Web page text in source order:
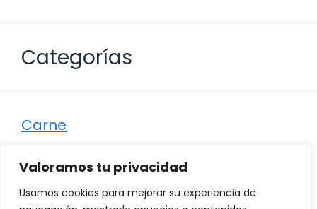
Valoramos tu privacidad
Usamos cookies para mejorar su experiencia de
Categorías
Carne